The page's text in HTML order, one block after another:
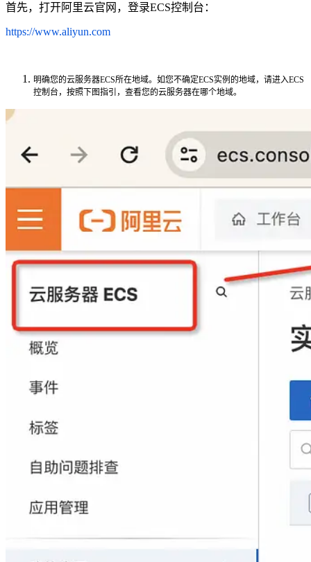
首先，打开阿里云官网，登录ECS控制台：
https://www.aliyun.com
明确您的云服务器ECS所在地域。如您不确定ECS实例的地域，请进入ECS
控制台 ，按照下图指引，查看您的云服务器在哪个地域。